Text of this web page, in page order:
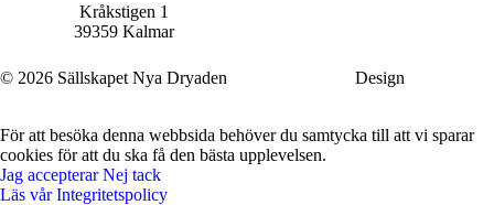
Kråkstigen 1
39359 Kalmar
© 2026 Sällskapet Nya Dryaden Design
För att besöka denna webbsida behöver du samtycka till att vi sparar
cookies för att du ska få den bästa upplevelsen.
Jag accepterar Nej tack
Läs vår Integritetspolicy